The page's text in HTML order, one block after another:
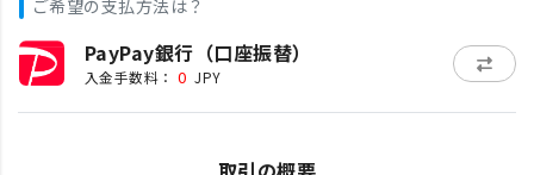
ご希望の支払方法は？
PayPay銀行（口座振替）
入金手数料： 0 JPY